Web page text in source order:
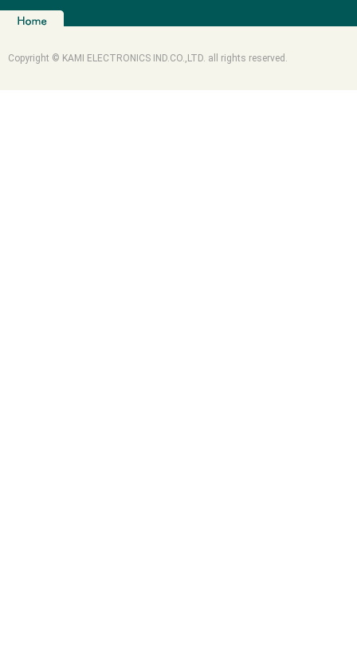
Copyright © KAMI ELECTRONICS IND.CO.,LTD. all rights reserved.